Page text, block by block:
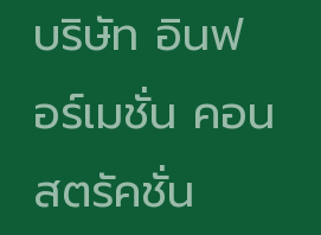
บริษัท อินฟ
อร์เมชั่น คอน
สตรัคชั่น